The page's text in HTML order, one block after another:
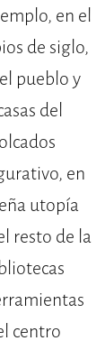
en el
de siglo,
pueblo y
del
en
utopía
resto de la
centro